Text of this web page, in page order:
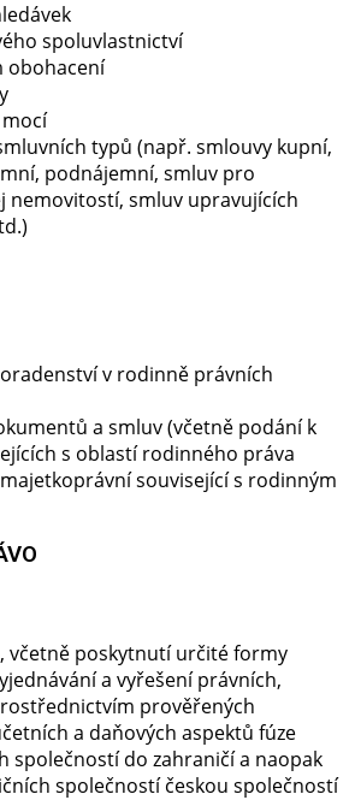
spoluvlastnictví
obohacení
typů (např. smlouvy kupní,
podnájemní, smluv pro
nemovitostí, smluv upravujících
v rodinně právních
a smluv (včetně podání k
s oblastí rodinného práva
související s rodinným
včetně poskytnutí určité formy
a vyřešení právních,
prověřených
a daňových aspektů fúze
společností do zahraničí a naopak
společností českou společností